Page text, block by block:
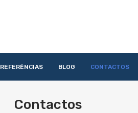
REFERÊNCIAS BLOG CONTACTOS
Contactos